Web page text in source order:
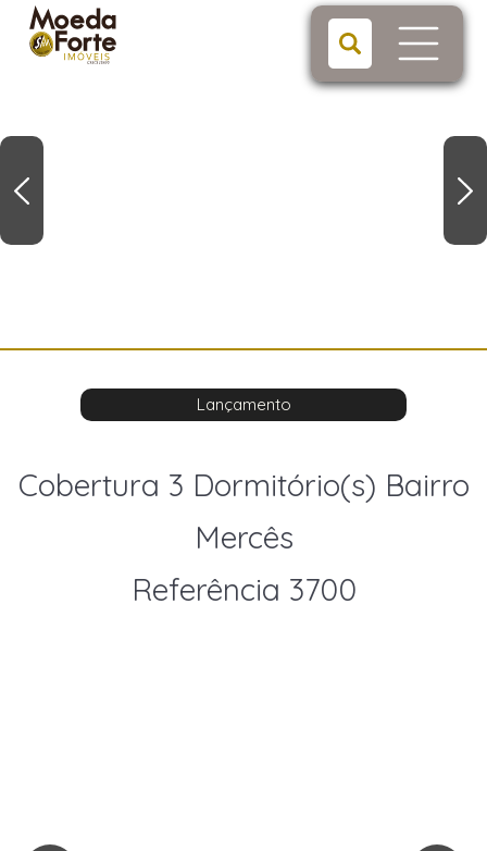
Lançamento
Cobertura 3 Dormitório(s) Bairro
Mercês
Referência 3700